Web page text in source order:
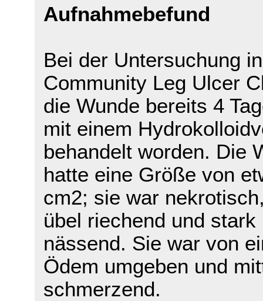
Aufnahmebefund
Bei der Untersuchung
Community Leg Ulcer
die Wunde bereits 4
mit einem
behandelt worden. Die
hatte eine Größe von
cm2; sie war
übel riechend und stark
nässend. Sie war von
Ödem umgeben und
schmerzend.